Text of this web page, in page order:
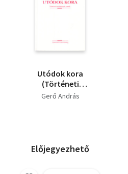
Utódok kora
(Történeti
tanulmányok, esszék)
Gerő András
Előjegyezhető